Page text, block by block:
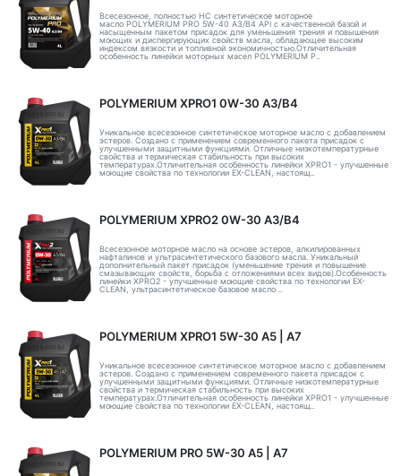
Всесезонное, полностью HC синтетическое моторное
масло POLYMERIUM PRO 5W-40 A3/B4 API с качественной базой и
насыщенным пакетом присадок для уменьшения трения и повышения
моющих и диспергирующих свойств масла, обладающее высоким
индексом вязкости и топливной экономичностью.Отличительная
особенность линейки моторных масел POLYMERIUM P..
POLYMERIUM XPRO1 0W-30 A3/B4
Уникальное всесезонное синтетическое моторное масло с добавлением
эстеров. Создано с применением современного пакета присадок с
улучшенными защитными функциями. Отличные низкотемпературные
свойства и термическая стабильность при высоких
температурах.Отличительная особенность линейки XPRO1 - улучшенные
моющие свойства по технологии EX-CLEAN, настоящ..
POLYMERIUM XPRO2 0W-30 A3/B4
Всесезонное моторное масло на основе эстеров, алкилированных
нафталинов и ультрасинтетического базового масла. Уникальный
дополнительный пакет присадок (уменьшение трения и повышение
смазывающих свойств, борьба с отложениями всех видов).Особенность
линейки XPRO2 - улучшенные моющие свойства по технологии EX-
CLEAN, ультрасинтетическое базовое масло ..
POLYMERIUM XPRO1 5W-30 А5 | А7
Уникальное всесезонное синтетическое моторное масло с добавлением
эстеров. Создано с применением современного пакета присадок с
улучшенными защитными функциями. Отличные низкотемпературные
свойства и термическая стабильность при высоких
температурах.Отличительная особенность линейки XPRO1 - улучшенные
моющие свойства по технологии EX-CLEAN, настоящ..
POLYMERIUM PRO 5W-30 A5 | А7